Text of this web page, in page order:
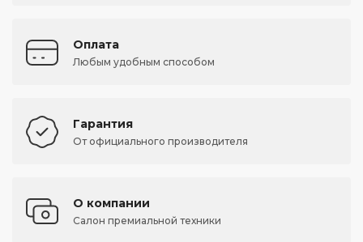
Оплата
Любым удобным способом
Гарантия
От официального производителя
О компании
Салон премиальной техники